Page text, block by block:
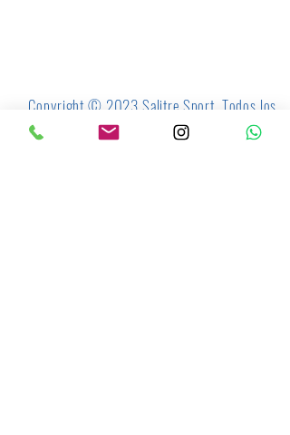
Copyright © 2023 Salitre Sport. Todos los
derechos reservados.